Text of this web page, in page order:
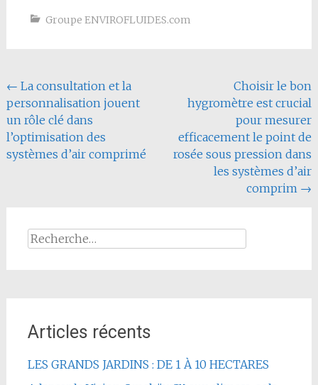
Groupe ENVIROFLUIDES.com
Navigation
de
l'article
← La consultation et la
personnalisation jouent
un rôle clé dans
l’optimisation des
systèmes d’air comprimé
Choisir le bon
hygromètre est crucial
pour mesurer
efficacement le point de
rosée sous pression dans
les systèmes d’air
comprim →
Rechercher :
Articles récents
LES GRANDS JARDINS : DE 1 À 10 HECTARES